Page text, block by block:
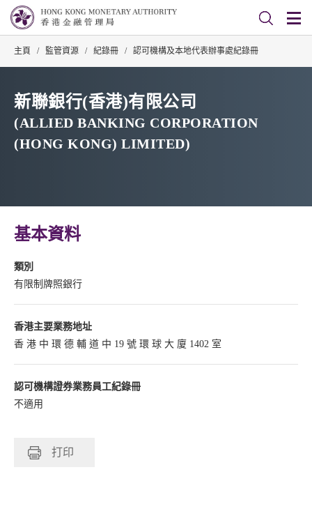
主頁 / 監管資源 / 紀錄冊 / 認可機構及本地代表辦事處紀錄冊
新聯銀行(香港)有限公司
(ALLIED BANKING CORPORATION
(HONG KONG) LIMITED)
基本資料
類別
有限制牌照銀行
香港主要業務地址
香 港 中 環 德 輔 道 中 19 號 環 球 大 廈 1402 室
認可機構證券業務員工紀錄冊
不適用
打印